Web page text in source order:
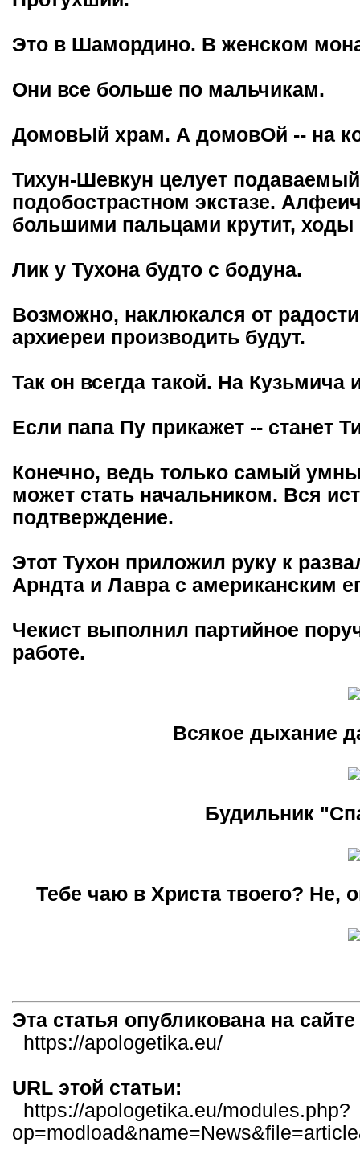
Это в Шамордино. В женском
Они все больше по мальчикам.
ДомовЫй храм. А домовОй -- на
Тихун-Шевкун целует
подобострастном экстазе.
большими пальцами крутит, ходы
Лик у Тухона будто с бодуна.
Возможно, наклюкался от
архиереи производить будут.
Так он всегда такой. На
Если папа Пу прикажет -- станет
Конечно, ведь только самый
может стать начальником. Вся
подтверждение.
Этот Тухон приложил руку к
Арндта и Лавра с американским
Чекист выполнил партийное
работе.
Всякое дыхание
Будильник
Тебе чаю в Христа твоего? Не,
Эта статья опубликована на
https://apologetika.eu/
URL этой статьи:
https://apologetika.eu/modules.php?